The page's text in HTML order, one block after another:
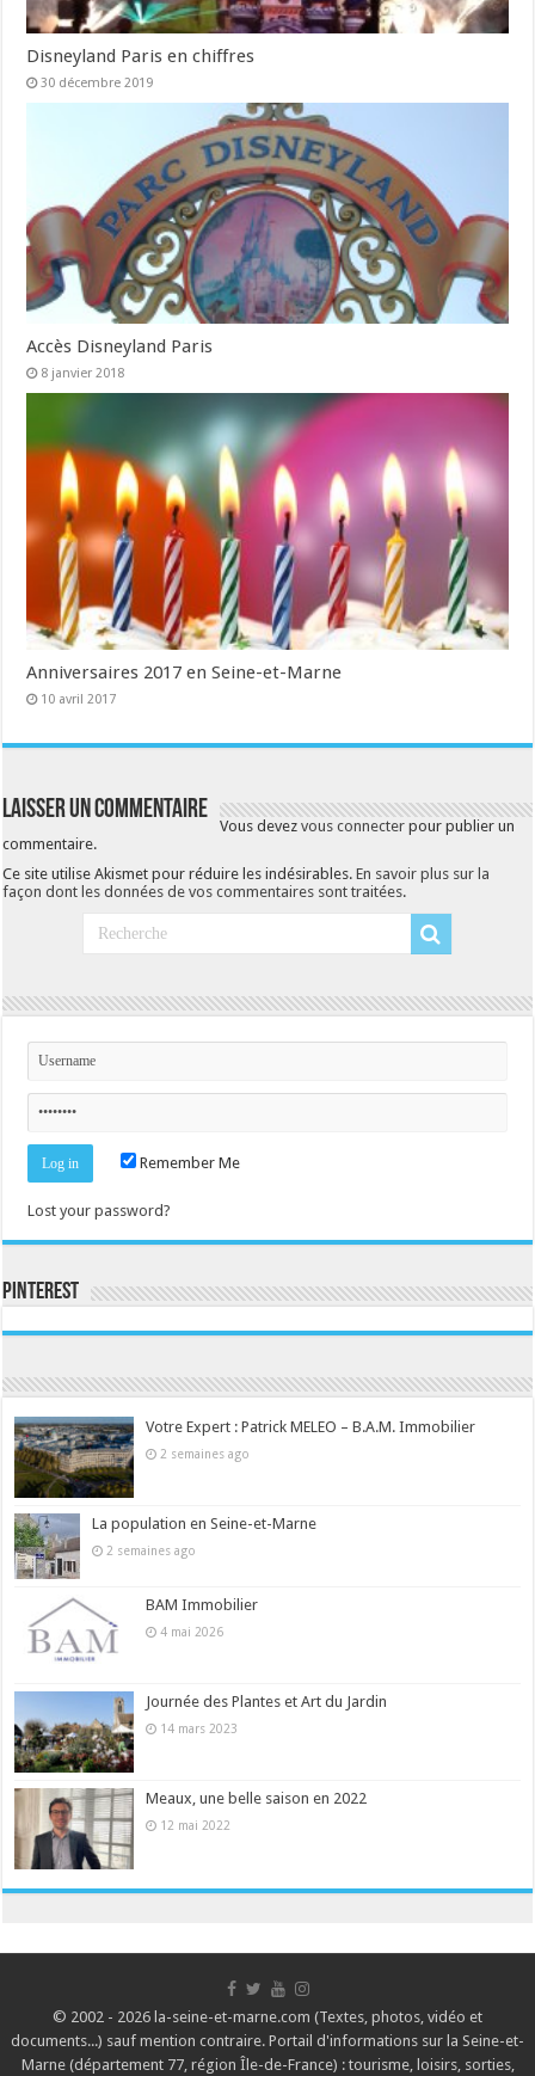
Disneyland Paris en chiffres
30 décembre 2019
Accès Disneyland Paris
8 janvier 2018
Anniversaires 2017 en Seine-et-Marne
10 avril 2017
Laisser un commentaire
Vous devezvous connecter pour publier un
commentaire.
Ce site utilise Akismet pour réduire les indésirables.En savoir plus sur la
façon dont les données de vos commentaires sont traitées.
Remember Me
Lost your password?
Pinterest
Votre Expert : Patrick MELEO – B.A.M. Immobilier
2 semaines ago
La population en Seine-et-Marne
2 semaines ago
BAM Immobilier
4 mai 2026
Journée des Plantes et Art du Jardin
14 mars 2023
Meaux, une belle saison en 2022
12 mai 2022
© 2002 - 2026 la-seine-et-marne.com (Textes, photos, vidéo et
documents...) sauf mention contraire. Portail d'informations sur la Seine-et-
Marne (département 77, région Île-de-France) : tourisme, loisirs, sorties,